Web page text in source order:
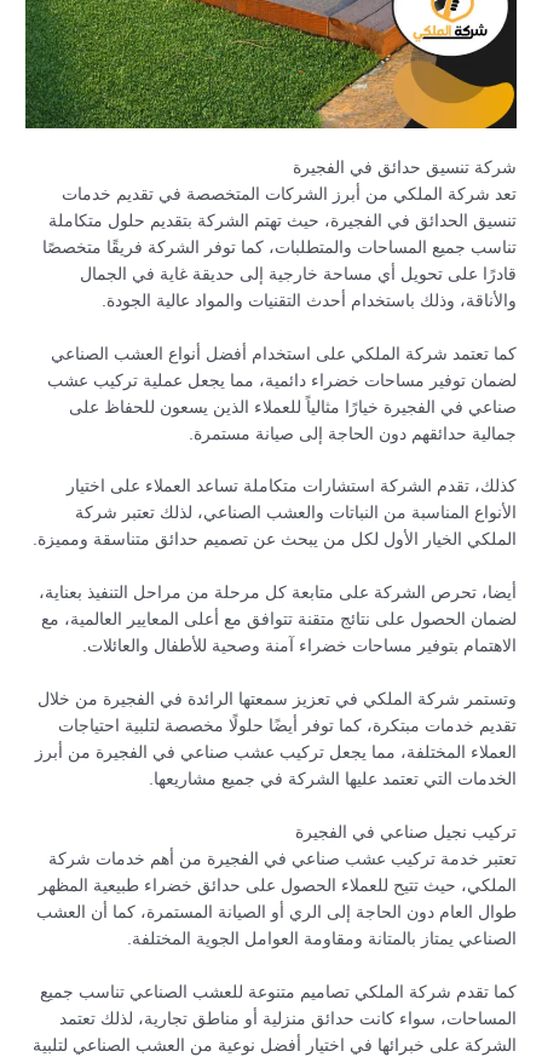
شركة تنسيق حدائق في الفجيرة
تعد شركة الملكي من أبرز الشركات المتخصصة في تقديم خدمات
تنسيق الحدائق في الفجيرة، حيث تهتم الشركة بتقديم حلول متكاملة
تناسب جميع المساحات والمتطلبات، كما توفر الشركة فريقًا متخصصًا
قادرًا على تحويل أي مساحة خارجية إلى حديقة غاية في الجمال
والأناقة، وذلك باستخدام أحدث التقنيات والمواد عالية الجودة.
كما تعتمد شركة الملكي على استخدام أفضل أنواع العشب الصناعي
لضمان توفير مساحات خضراء دائمية، مما يجعل عملية تركيب عشب
صناعي في الفجيرة خيارًا مثالياً للعملاء الذين يسعون للحفاظ على
جمالية حدائقهم دون الحاجة إلى صيانة مستمرة.
كذلك، تقدم الشركة استشارات متكاملة تساعد العملاء على اختيار
الأنواع المناسبة من النباتات والعشب الصناعي، لذلك تعتبر شركة
الملكي الخيار الأول لكل من يبحث عن تصميم حدائق متناسقة ومميزة.
أيضا، تحرص الشركة على متابعة كل مرحلة من مراحل التنفيذ بعناية،
لضمان الحصول على نتائج متقنة تتوافق مع أعلى المعايير العالمية، مع
الاهتمام بتوفير مساحات خضراء آمنة وصحية للأطفال والعائلات.
وتستمر شركة الملكي في تعزيز سمعتها الرائدة في الفجيرة من خلال
تقديم خدمات مبتكرة، كما توفر أيضًا حلولًا مخصصة لتلبية احتياجات
العملاء المختلفة، مما يجعل تركيب عشب صناعي في الفجيرة من أبرز
الخدمات التي تعتمد عليها الشركة في جميع مشاريعها.
تركيب نجيل صناعي في الفجيرة
تعتبر خدمة تركيب عشب صناعي في الفجيرة من أهم خدمات شركة
الملكي، حيث تتيح للعملاء الحصول على حدائق خضراء طبيعية المظهر
طوال العام دون الحاجة إلى الري أو الصيانة المستمرة، كما أن العشب
الصناعي يمتاز بالمتانة ومقاومة العوامل الجوية المختلفة.
كما تقدم شركة الملكي تصاميم متنوعة للعشب الصناعي تناسب جميع
المساحات، سواء كانت حدائق منزلية أو مناطق تجارية، لذلك تعتمد
الشركة على خبرائها في اختيار أفضل نوعية من العشب الصناعي لتلبية